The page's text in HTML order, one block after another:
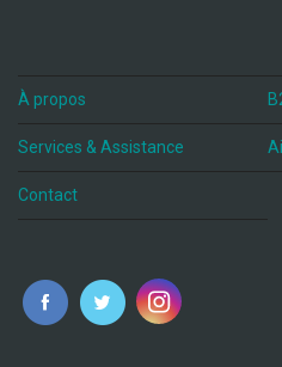
À propos
Services & Assistance
Contact
fr